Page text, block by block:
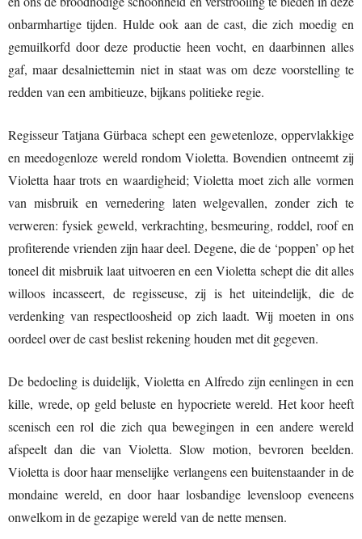
onbarmhartige tijden. Hulde ook aan de cast, die zich moedig en
gemuilkorfd door deze productie heen vocht, en daarbinnen alles
gaf, maar desalniettemin niet in staat was om deze voorstelling te
redden van een ambitieuze, bijkans politieke regie.
Regisseur Tatjana Gürbaca schept een gewetenloze, oppervlakkige
en meedogenloze wereld rondom Violetta. Bovendien ontneemt zij
Violetta haar trots en waardigheid; Violetta moet zich alle vormen
van misbruik en vernedering laten welgevallen, zonder zich te
verweren: fysiek geweld, verkrachting, besmeuring, roddel, roof en
profiterende vrienden zijn haar deel. Degene, die de ‘poppen’ op het
toneel dit misbruik laat uitvoeren en een Violetta schept die dit alles
willoos incasseert, de regisseuse, zij is het uiteindelijk, die de
verdenking van respectloosheid op zich laadt. Wij moeten in ons
oordeel over de cast beslist rekening houden met dit gegeven.
De bedoeling is duidelijk, Violetta en Alfredo zijn eenlingen in een
kille, wrede, op geld beluste en hypocriete wereld. Het koor heeft
scenisch een rol die zich qua bewegingen in een andere wereld
afspeelt dan die van Violetta. Slow motion, bevroren beelden.
Violetta is door haar menselijke verlangens een buitenstaander in de
mondaine wereld, en door haar losbandige levensloop eveneens
onwelkom in de gezapige wereld van de nette mensen.